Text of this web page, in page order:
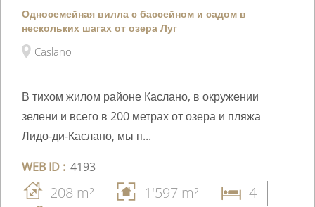
Односемейная вилла с бассейном и садом в
нескольких шагах от озера Луг
Caslano
В тихом жилом районе Каслано, в окружении
зелени и всего в 200 метрах от озера и пляжа
Лидо-ди-Каслано, мы п...
WEB ID : 4193
208 m² 1'597 m²
4